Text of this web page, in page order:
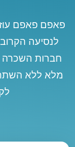
פאפם פאפם
לנסיעה
חברות השכרה
מלא ללא